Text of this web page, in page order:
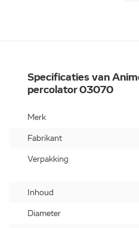
Specificaties van
percolator 03070
Merk
Fabrikant
Verpakking
Inhoud
Diameter